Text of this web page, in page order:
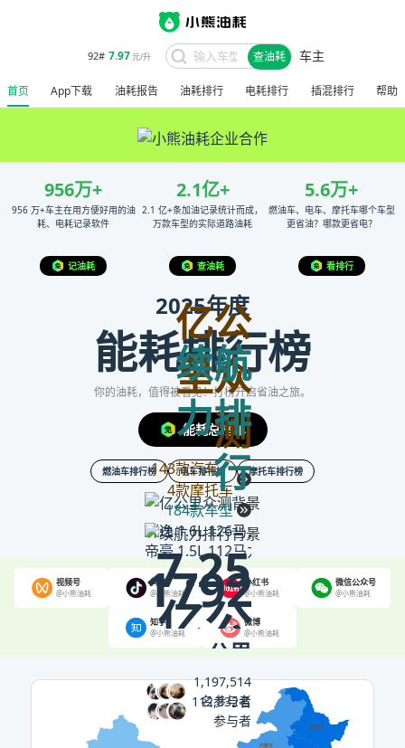
92# 7.97元/升 查油耗 车主
首页 App下载 油耗报告 油耗排行 电耗排行 插混排行 帮助
熊
油
耗
条
实
956万+
956 万+车主在用方便好用的油
耗、电耗记录软件
记油耗
2.1亿+
2.1 亿+条加油记录统计而成，
万款车型的实际道路油耗
查油耗
5.6万+
燃油车、电车、摩托车哪个车型
更省油？哪款更省电？
看排行
2025年度
能耗排行榜
你的油耗，值得被看见！打榜开启省油之旅。
能耗总榜单
燃油车排行榜 电车排行榜 摩托车排行榜
亿公
里众
测
143款汽车、
4款摩托车
轩逸 1.6L 126马力 L4 CVT无级变速
7.25
亿公
里
众测油耗7.14
升/百公里
1,197,514
名参与者
续航
力排
行
184款车型
帝豪 1.5L 112马力 L4 1挡DHT
1792
公里
平均续航
112,832名
参与者
视频号
@小熊油耗
抖音
@小熊油耗
小红书
@小熊油耗
微信公众号
@小熊油耗
知乎
@小熊油耗
微博
@小熊油耗